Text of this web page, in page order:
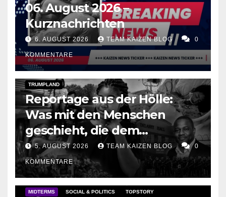
06. August 2026 –
Kurznachrichten
6. AUGUST 2026 TEAM KAIZEN BLOG 0
KOMMENTARE
DARK AMERICA
TRUMPLAND
Reportage aus der Hölle:
Was mit den Menschen
geschieht, die dem
amerikanischen
Heimatschutz in die Hände
fallen
5. AUGUST 2026 TEAM KAIZEN BLOG 0
KOMMENTARE
MIDTERMS SOCIAL & POLITICS TOPSTORY